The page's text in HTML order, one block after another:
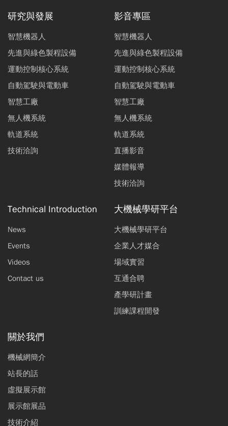
研究與發展
智慧機器人
先進與綠色製程設備
運動控制核心系統
自動駕駛與電動車
智慧工廠
無人機系統
軌道系統
技術洽詢
影音專區
智慧機器人
先進與綠色製程設備
運動控制核心系統
自動駕駛與電動車
智慧工廠
無人機系統
軌道系統
直播影音
媒體報導
技術洽詢
Technical Introduction
News
Events
Videos
Contact us
大機械學研平台
大機械學研平台
企業人才媒合
場域實習
互通合聘
產學研計畫
訓練課程開發
關於我們
機械網簡介
站長的話
虛擬展示館
展示館展品
技術介紹